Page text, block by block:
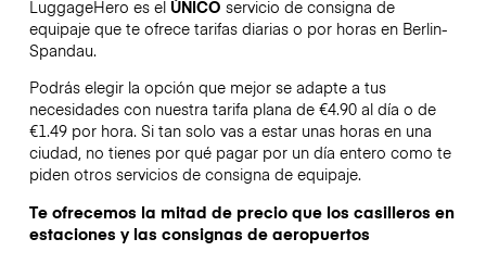
LuggageHero es el ÚNICO servicio de consigna de
equipaje que te ofrece tarifas diarias o por horas en Berlin-
Spandau.
Podrás elegir la opción que mejor se adapte a tus
necesidades con nuestra tarifa plana de €4.90 al día o de
€1.49 por hora. Si tan solo vas a estar unas horas en una
ciudad, no tienes por qué pagar por un día entero como te
piden otros servicios de consigna de equipaje.
Te ofrecemos la mitad de precio que los casilleros en
estaciones y las consignas de aeropuertos